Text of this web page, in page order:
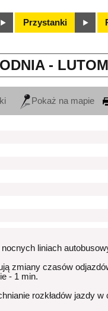
Przystanki
-
Pokaż na mapie
liniach
zmiany czasów
- 1 min.
rozkładów jazdy